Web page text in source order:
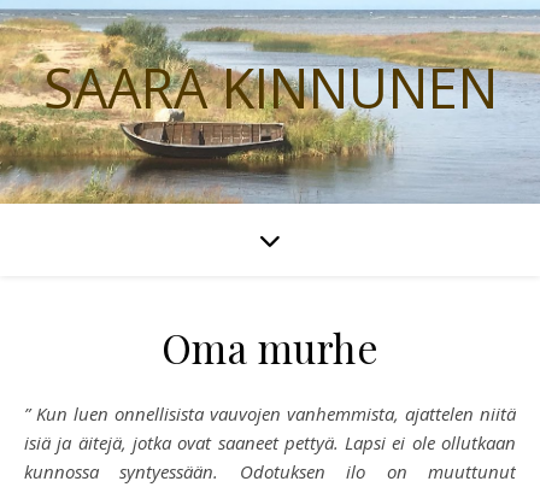
SAARA KINNUNEN
Oma murhe
” Kun luen onnellisista vauvojen vanhemmista, ajattelen niitä
isiä ja äitejä, jotka ovat saaneet pettyä. Lapsi ei ole ollutkaan
kunnossa syntyessään. Odotuksen ilo on muuttunut